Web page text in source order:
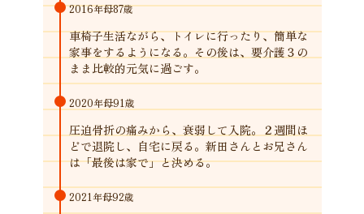
2016年母87歳
車椅子生活ながら、トイレに行ったり、簡単な
家事をするようになる。その後は、要介護３の
まま比較的元気に過ごす。
2020年母91歳
圧迫骨折の痛みから、衰弱して入院。２週間ほ
どで退院し、自宅に戻る。新田さんとお兄さん
は「最後は家で」と決める。
2021年母92歳